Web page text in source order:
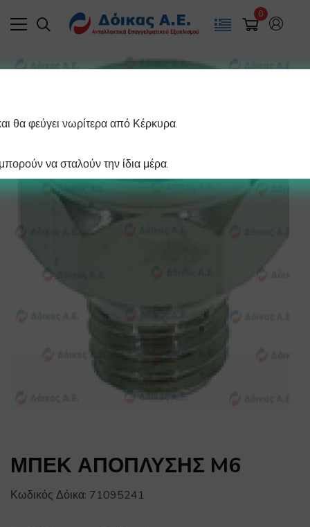
0
ΜΠΕΚ ΑΠΟΠΛΥΣΗΣ M6
Κωδικός Δόικα: 71095241
θα φεύγει νωρίτερα από Κέρκυρα.
να σταλούν την ίδια μέρα.